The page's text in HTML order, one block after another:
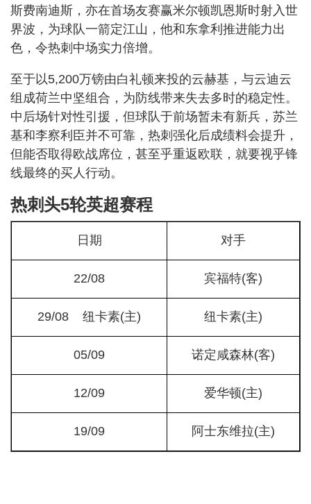
斯费南迪斯，亦在首场友赛赢米尔顿凯恩斯时射入世
界波，为球队一箭定江山，他和东拿利推进能力出
色，令热刺中场实力倍增。
至于以5,200万镑由白礼顿来投的云赫基，与云迪云
组成荷兰中坚组合，为防线带来失去多时的稳定性。
中后场针对性引援，但球队于前场暂未有新兵，苏兰
基和李察利臣并不可靠，热刺强化后成绩料会提升，
但能否取得欧战席位，甚至乎重返欧联，就要视乎锋
线最终的买人行动。
热刺头5轮英超赛程
日期 对手
22/08 宾福特(客)
29/08 纽卡素(主) 纽卡素(主)
05/09 诺定咸森林(客)
12/09 爱华顿(主)
19/09 阿士东维拉(主)